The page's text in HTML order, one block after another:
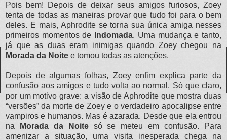
Pois bem! Depois de deixar seus amigos furiosos, Zoey
tenta de todas as maneiras provar que tudo foi para o bem
deles. E mais, Aphrodite se torna sua única amiga nesses
primeiros momentos de
Indomada. Uma mudança e tanto,
já que as duas eram inimigas quando Zoey chegou na
Morada da Noite e tomou todas as atenções.
Depois de algumas folhas, Zoey enfim explica parte da
confusão aos amigos e tudo volta ao normal. Só que claro,
por um motivo grave: a visão de Aphrodite que mostra duas
“versões” da morte de Zoey e o verdadeiro apocalipse entre
vampiros e humanos. Mas é azarada. Desde que ela entrou
na
Morada da Noitesó se meteu em confusão. Para
amenizar a situação, uma visita inesperada chega na